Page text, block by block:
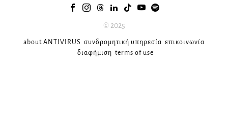
© 2025
about ANTIVIRUS συνδρομητική υπηρεσία επικοινωνία
διαφήμιση terms of use